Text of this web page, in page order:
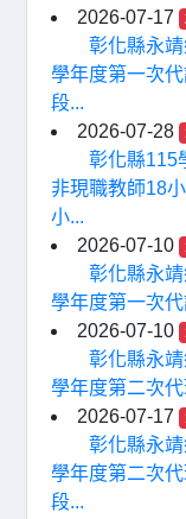
2026-07-17
彰化縣永
學年度第一次
段...
2026-07-28
彰化縣115
非現職教師18
小...
2026-07-10
彰化縣永
學年度第一次
2026-07-10
彰化縣永
學年度第二次
2026-07-17
彰化縣永
學年度第二次
段...